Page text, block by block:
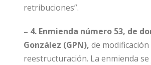
retribuciones”.
– 4. Enmienda número 53, de
González (GPN), de
reestructuración. La enmienda